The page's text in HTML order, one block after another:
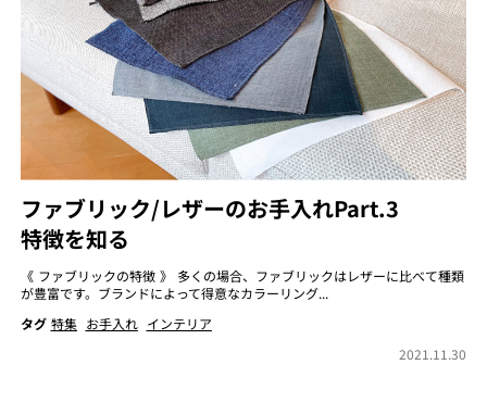
ファブリック/レザーのお手入れPart.3
特徴を知る
《 ファブリックの特徴 》 多くの場合、ファブリックはレザーに比べて種類
が豊富です。ブランドによって得意なカラーリング...
タグ 特集 お手入れ インテリア
2021.11.30